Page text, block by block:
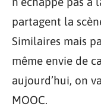
partagent la
Similaires mais
même envie de
aujourd’hui, on
MOOC.